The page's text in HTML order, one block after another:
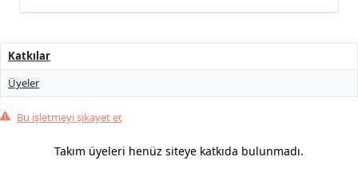
Katkılar
Üyeler
Bu işletmeyi şikayet et
Takım üyeleri henüz siteye katkıda bulunmadı.